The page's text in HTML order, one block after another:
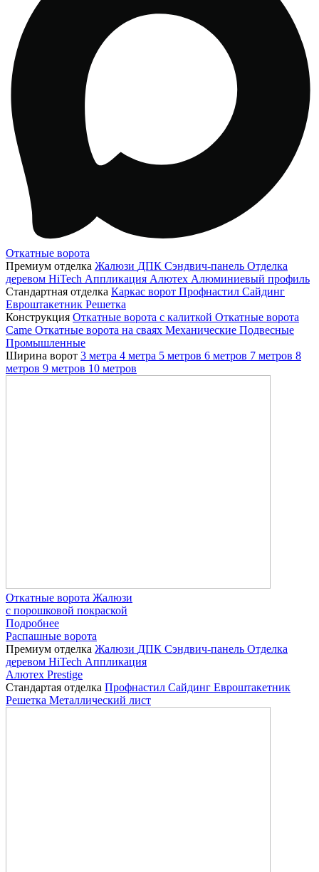
Откатные ворота
Премиум отделка Жалюзи ДПК Сэндвич-панель Отделка
деревом HiTech Аппликация Алютех Алюминиевый профиль
Стандартная отделка Каркас ворот Профнастил Сайдинг
Евроштакетник Решетка
Конструкция Откатные ворота с калиткой Откатные ворота
Came Откатные ворота на сваях Механические Подвесные
Промышленные
Ширина ворот 3 метра 4 метра 5 метров 6 метров 7 метров 8
метров 9 метров 10 метров
Откатные ворота Жалюзи
с порошковой покраской
Подробнее
Распашные ворота
Премиум отделка Жалюзи ДПК Сэндвич-панель Отделка
деревом HiTech Аппликация
Алютех Prestige
Стандартая отделка Профнастил Сайдинг Евроштакетник
Решетка Металлический лист